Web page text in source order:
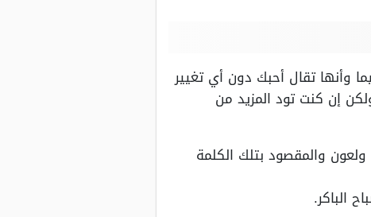
وأنها تقال أحبك دون أي تغيير
إن كنت تود المزيد من
والمقصود بتلك الكلمة
الباكر.